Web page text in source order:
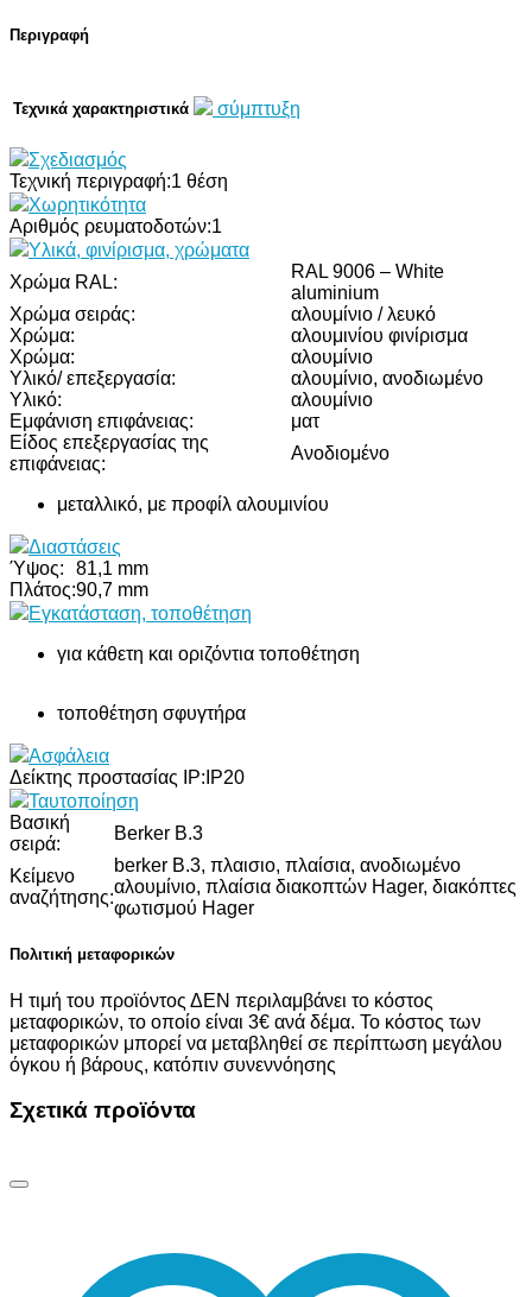
Περιγραφή
Τεχνικά χαρακτηριστικά σύμπτυξη
Σχεδιασμός
Τεχνική περιγραφή:1 θέση
Χωρητικότητα
Αριθμός ρευματοδοτών:1
Υλικά, φινίρισμα, χρώματα
Χρώμα RAL:
RAL 9006 – White
aluminium
Χρώμα σειράς:
αλουμίνιο / λευκό
Χρώμα:
αλουμινίου φινίρισμα
Χρώμα:
αλουμίνιο
Υλικό/ επεξεργασία:
αλουμίνιο, ανοδιωμένο
Υλικό:
αλουμίνιο
Εμφάνιση επιφάνειας:
ματ
Είδος επεξεργασίας της
επιφάνειας:
Ανοδιομένο
μεταλλικό, με προφίλ αλουμινίου
Διαστάσεις
Ύψος:
81,1 mm
Πλάτος:90,7 mm
Εγκατάσταση, τοποθέτηση
για κάθετη και οριζόντια τοποθέτηση
τοποθέτηση σφυγτήρα
Ασφάλεια
Δείκτης προστασίας IP: IP20
Ταυτοποίηση
Βασική
σειρά:
Berker B.3
Κείμενο
αναζήτησης:
berker B.3, πλαισιο, πλαίσια, ανοδιωμένο
αλουμίνιο, πλαίσια διακοπτών Hager, διακόπτες
φωτισμού Hager
Πολιτική μεταφορικών
Η τιμή του προϊόντος ΔΕΝ περιλαμβάνει το κόστος
μεταφορικών, το οποίο είναι 3€ ανά δέμα. Το κόστος των
μεταφορικών μπορεί να μεταβληθεί σε περίπτωση μεγάλου
όγκου ή βάρους, κατόπιν συνεννόησης
Σχετικά προϊόντα